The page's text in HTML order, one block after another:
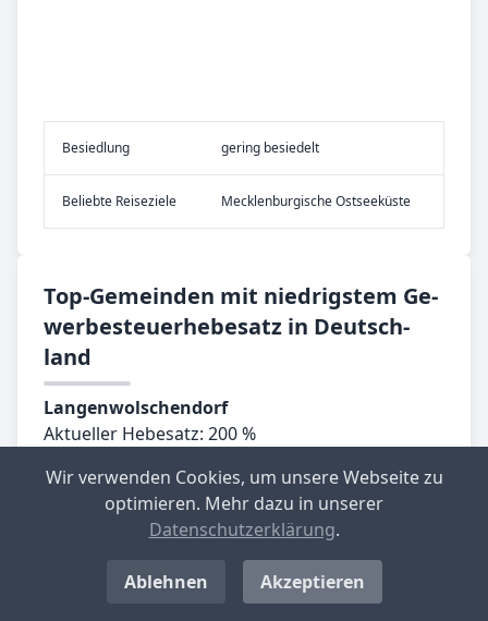
Be­sied­lung gering besiedelt
Be­lieb­te Rei­se­zie­le Mecklenburgische Ostseeküste
Top-­Ge­mein­den mit nied­rig­stem Ge­
wer­be­steu­er­he­be­satz in Deutsch­
land
Langenwolschendorf
Aktueller Hebesatz: 200 %
Großbockedra
Standort-Informationen aufrufen
Wir verwenden Cookies, um unsere Webseite zu
optimieren. Mehr dazu in unserer
Datenschutzerklärung.
Ablehnen Akzeptieren